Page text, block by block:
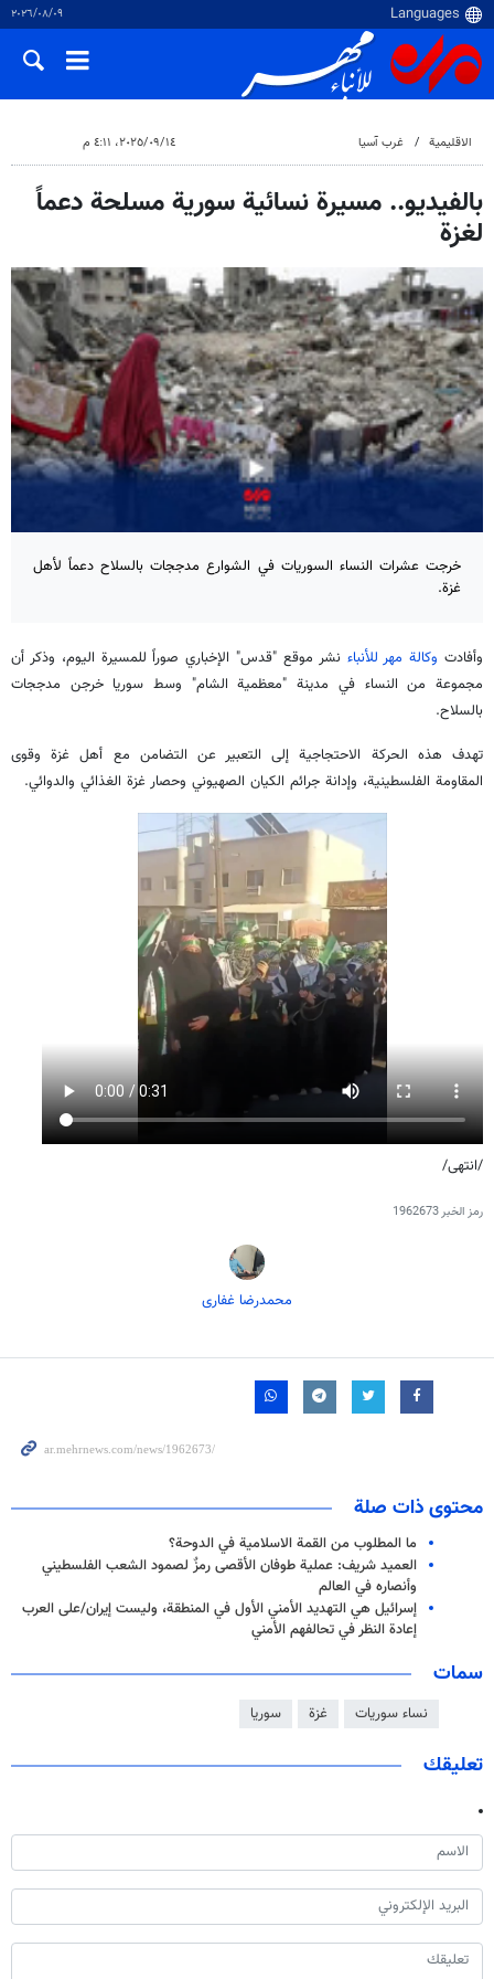
٠٩‏/٠٨‏/٢٠٢٦
الاقلیمیة غرب آسیا ١٤‏/٠٩‏/٢٠٢٥، ٤:١١ م
بالفيديو.. مسيرة نسائية سورية مسلحة دعماً
لغزة
خرجت عشرات النساء السوريات في الشوارع مدججات بالسلاح دعماً لأهل
غزة.
وأفادت وكالة مهر للأنباء نشر موقع "قدس" الإخباري صوراً للمسيرة اليوم، وذكر أن
مجموعة من النساء في مدينة "معظمية الشام" وسط سوريا خرجن مدججات
بالسلاح.
تهدف هذه الحركة الاحتجاجية إلى التعبير عن التضامن مع أهل غزة وقوى
المقاومة الفلسطينية، وإدانة جرائم الكيان الصهيوني وحصار غزة الغذائي والدوائي.
/انتهى/
رمز الخبر1962673
محمدرضا غفاری
محتوى ذات صلة
ما المطلوب من القمة الاسلامية في الدوحة؟
العميد شريف: عملية طوفان الأقصى رمزٌ لصمود الشعب الفلسطيني
وأنصاره في العالم
إسرائيل هي التهديد الأمني ​​الأول في المنطقة، وليست إيران/على العرب
إعادة النظر في تحالفهم الأمني ​​
سمات
نساء سوريات غزة سوريا
تعليقك